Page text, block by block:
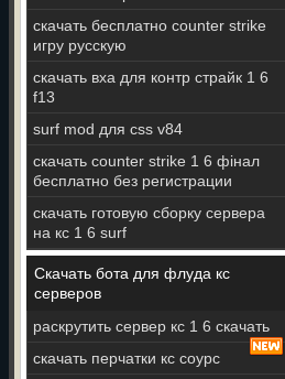
скачать бесплатно counter strike
игру русскую
скачать вха для контр страйк 1 6
f13
surf mod для css v84
скачать counter strike 1 6 фінал
бесплатно без регистрации
скачать готовую сборку сервера
на кс 1 6 surf
Скачать бота для флуда кс
серверов
раскрутить сервер кс 1 6 скачать
скачать перчатки кс соурс